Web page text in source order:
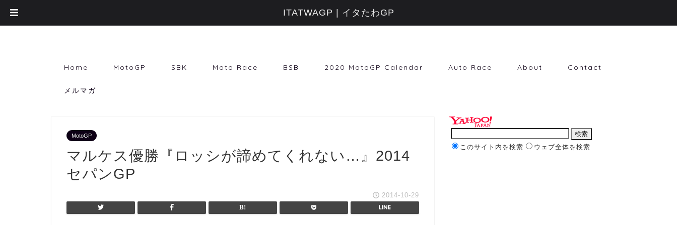
Home MotoGP SBK Moto Race BSB 2020 MotoGP Calendar Auto Race About Contact
メルマガ
MotoGP
マルケス優勝『ロッシが諦めてくれない…』2014
セパンGP
2014-10-29
このサイト内を検索 ウェブ全体を検索
ITATWAGP | イタたわGP